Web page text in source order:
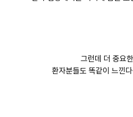
그런데 더 중요
환자분들도 똑같이 느낀